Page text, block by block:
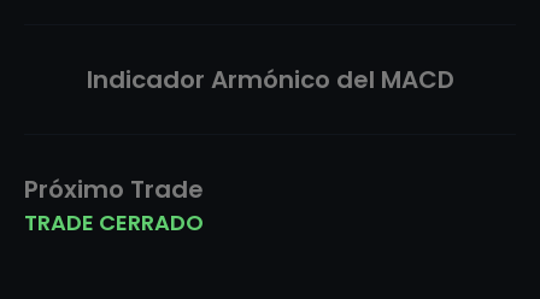
Indicador Armónico del MACD
Próximo Trade
TRADE CERRADO